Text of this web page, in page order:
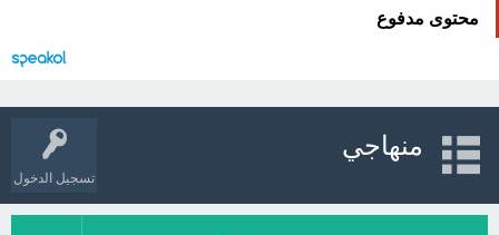
محتوى مدفوع
تسجيل الدخول
منهاجي